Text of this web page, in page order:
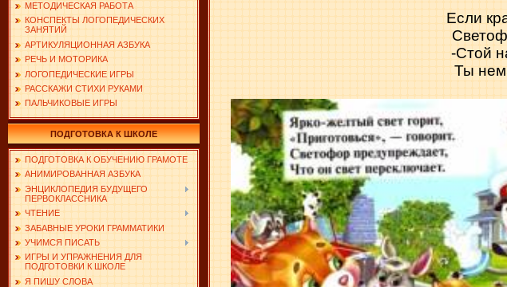
МЕТОДИЧЕСКАЯ РАБОТА
КОНСПЕКТЫ ЛОГОПЕДИЧЕСКИХ
ЗАНЯТИЙ
АРТИКУЛЯЦИОННАЯ АЗБУКА
РЕЧЬ И МОТОРИКА
ЛОГОПЕДИЧЕСКИЕ ИГРЫ
РАССКАЖИ СТИХИ РУКАМИ
ПАЛЬЧИКОВЫЕ ИГРЫ
ПОДГОТОВКА К ШКОЛЕ
ПОДГОТОВКА К ОБУЧЕНИЮ ГРАМОТЕ
АНИМИРОВАННАЯ АЗБУКА
ЭНЦИКЛОПЕДИЯ БУДУЩЕГО
ПЕРВОКЛАССНИКА
ЧТЕНИЕ
ЗАБАВНЫЕ УРОКИ ГРАММАТИКИ
УЧИМСЯ ПИСАТЬ
ИГРЫ И УПРАЖНЕНИЯ ДЛЯ
ПОДГОТОВКИ К ШКОЛЕ
Я ПИШУ СЛОВА
Если
-Стой
Ты